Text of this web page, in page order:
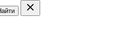
clear